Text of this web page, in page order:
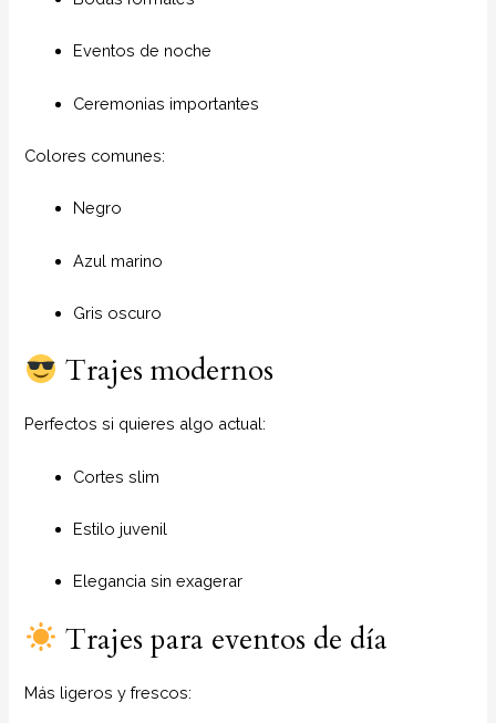
Eventos de noche
Ceremonias importantes
Colores comunes:
Negro
Azul marino
Gris oscuro
Trajes modernos
Perfectos si quieres algo actual:
Cortes slim
Estilo juvenil
Elegancia sin exagerar
Trajes para eventos de día
Más ligeros y frescos: